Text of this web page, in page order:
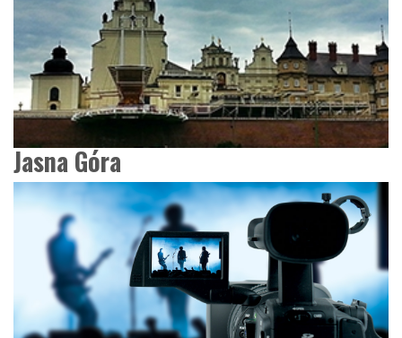
Jasna Góra